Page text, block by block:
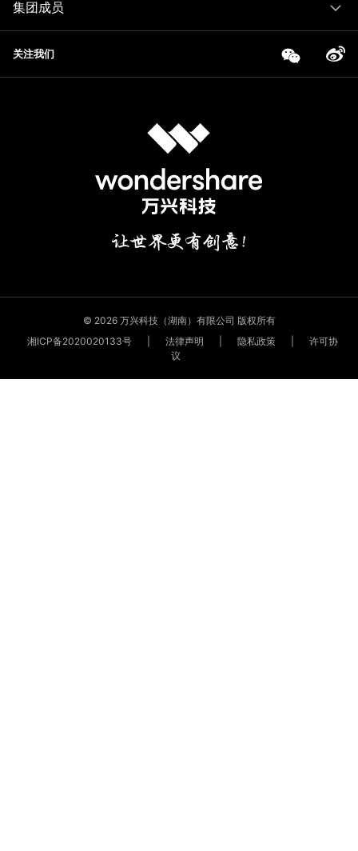
集团成员
关注我们
© 2026 万兴科技（湖南）有限公司 版权所有
湘ICP备2020020133号
法律声明 隐私政策
许可协
议